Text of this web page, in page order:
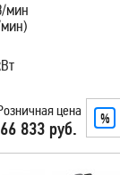
мин
цена
66 833 руб.